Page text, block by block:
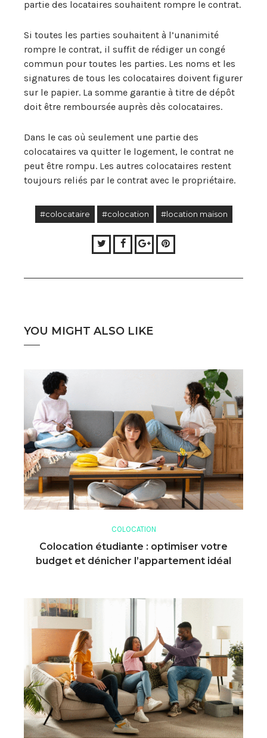
partie des locataires souhaitent rompre le contrat.
Si toutes les parties souhaitent à l’unanimité
rompre le contrat, il suffit de rédiger un congé
commun pour toutes les parties. Les noms et les
signatures de tous les colocataires doivent figurer
sur le papier. La somme garantie à titre de dépôt
doit être remboursée auprès dès colocataires.
Dans le cas où seulement une partie des
colocataires va quitter le logement, le contrat ne
peut être rompu. Les autres colocataires restent
toujours reliés par le contrat avec le propriétaire.
#colocataire #colocation #location maison
TwitterFacebook
Google+Pinterest
YOU MIGHT ALSO LIKE
COLOCATION
Colocation étudiante : optimiser votre
budget et dénicher l’appartement idéal